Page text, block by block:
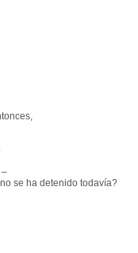
se ha detenido todavía?